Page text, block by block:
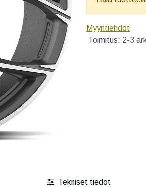
Myyntiehdot
Toimitus: 2-3
Tekniset tiedot